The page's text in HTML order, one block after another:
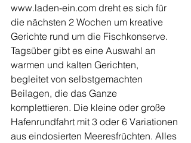
www.laden-ein.com dreht es sich für
die nächsten 2 Wochen um kreative
Gerichte rund um die Fischkonserve.
Tagsüber gibt es eine Auswahl an
warmen und kalten Gerichten,
begleitet von selbstgemachten
Beilagen, die das Ganze
komplettieren. Die kleine oder große
Hafenrundfahrt mit 3 oder 6 Variationen
aus eindosierten Meeresfrüchten. Alles